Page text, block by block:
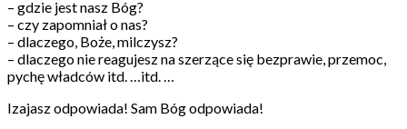
– gdzie jest nasz Bóg?
– czy zapomniał o nas?
– dlaczego, Boże, milczysz?
– dlaczego nie reagujesz na szerzące się bezprawie, przemoc,
pychę władców itd. …itd. …
Izajasz odpowiada! Sam Bóg odpowiada!